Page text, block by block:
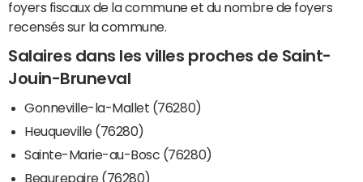
foyers fiscaux de la commune et du nombre de foyers
recensés sur la commune.
Salaires dans les villes proches de Saint-
Jouin-Bruneval
Gonneville-la-Mallet (76280)
Heuqueville (76280)
Sainte-Marie-au-Bosc (76280)
Beaurepaire (76280)